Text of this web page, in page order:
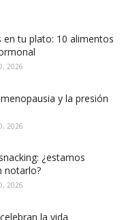
en tu plato: 10 alimentos
2026
y la presión
2026
¿estamos
notarlo?
2026
la vida